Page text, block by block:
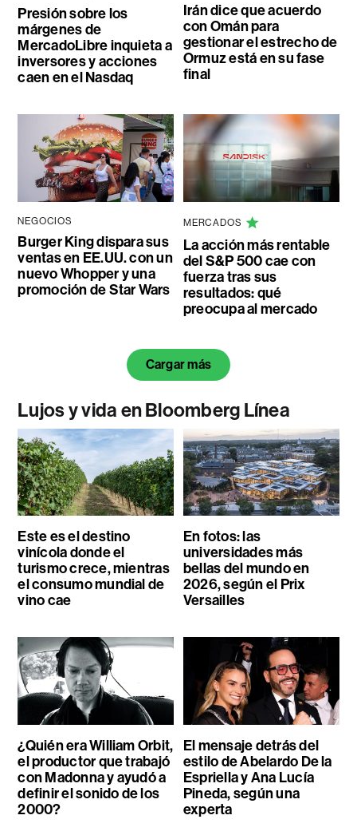
Presión sobre los
márgenes de
MercadoLibre inquieta a
inversores y acciones
caen en el Nasdaq
Irán dice que acuerdo
con Omán para
gestionar el estrecho de
Ormuz está en su fase
final
NEGOCIOS
Burger King dispara sus
ventas en EE.UU. con un
nuevo Whopper y una
promoción de Star Wars
MERCADOS
La acción más rentable
del S&P 500 cae con
fuerza tras sus
resultados: qué
preocupa al mercado
Cargar más
Lujos y vida en Bloomberg Línea
Este es el destino
vinícola donde el
turismo crece, mientras
el consumo mundial de
vino cae
En fotos: las
universidades más
bellas del mundo en
2026, según el Prix
Versailles
¿Quién era William Orbit,
el productor que trabajó
con Madonna y ayudó a
definir el sonido de los
2000?
El mensaje detrás del
estilo de Abelardo De la
Espriella y Ana Lucía
Pineda, según una
experta